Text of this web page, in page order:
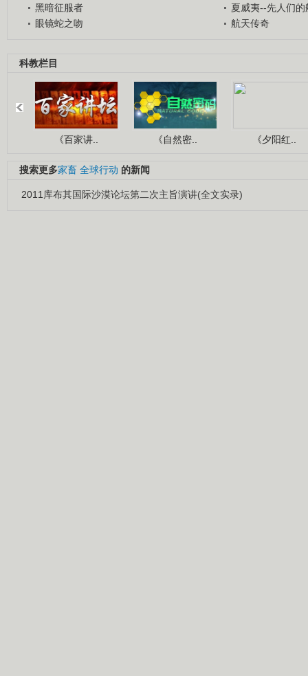
黑暗征服者
夏威夷--先人们的
眼镜蛇之吻
航天传奇
科教栏目
《百家讲.. 《自然密.. 《夕阳红..
搜索更多家畜 全球行动 的新闻
2011库布其国际沙漠论坛第二次主旨演讲(全文实录)